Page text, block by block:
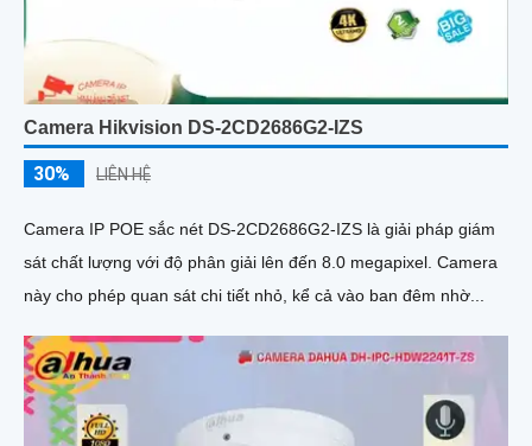
Camera Hikvision DS-2CD2686G2-IZS
30% LIÊN HỆ
Camera IP POE sắc nét DS-2CD2686G2-IZS là giải pháp giám
sát chất lượng với độ phân giải lên đến 8.0 megapixel. Camera
này cho phép quan sát chi tiết nhỏ, kể cả vào ban đêm nhờ...